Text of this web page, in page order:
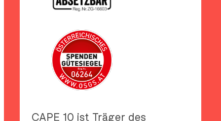
CAPE 10 ist Träger des